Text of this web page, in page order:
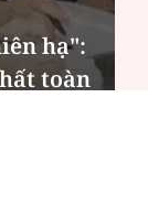
từ trụ